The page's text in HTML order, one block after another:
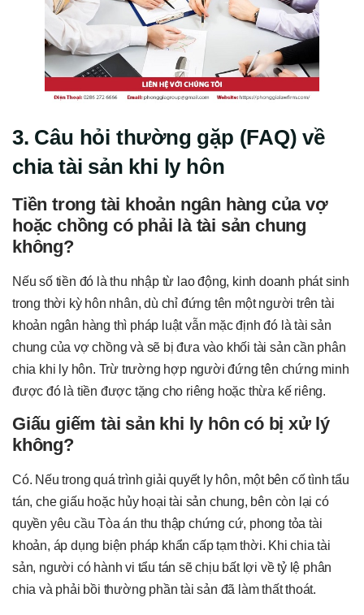
3. Câu hỏi thường gặp (FAQ) về
chia tài sản khi ly hôn
Tiền trong tài khoản ngân hàng của vợ
hoặc chồng có phải là tài sản chung
không?
Nếu số tiền đó là thu nhập từ lao động, kinh doanh phát sinh
trong thời kỳ hôn nhân, dù chỉ đứng tên một người trên tài
khoản ngân hàng thì pháp luật vẫn mặc định đó là tài sản
chung của vợ chồng và sẽ bị đưa vào khối tài sản cần phân
chia khi ly hôn. Trừ trường hợp người đứng tên chứng minh
được đó là tiền được tặng cho riêng hoặc thừa kế riêng.
Giấu giếm tài sản khi ly hôn có bị xử lý
không?
Có. Nếu trong quá trình giải quyết ly hôn, một bên cố tình tẩu
tán, che giấu hoặc hủy hoại tài sản chung, bên còn lại có
quyền yêu cầu Tòa án thu thập chứng cứ, phong tỏa tài
khoản, áp dụng biện pháp khẩn cấp tạm thời. Khi chia tài
sản, người có hành vi tẩu tán sẽ chịu bất lợi về tỷ lệ phân
chia và phải bồi thường phần tài sản đã làm thất thoát.